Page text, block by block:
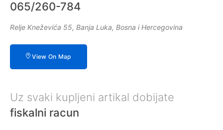
065/260-784
Relje Kneževića 55, Banja Luka, Bosna i Hercegovina
View On Map
Uz svaki kupljeni artikal dobijate
fiskalni racun